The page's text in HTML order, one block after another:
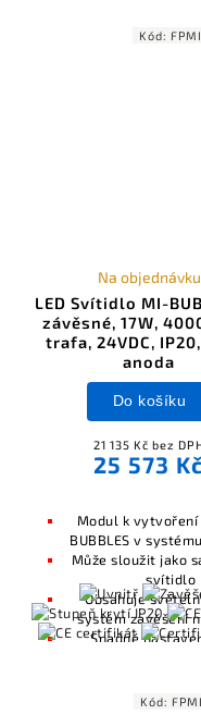
osvětlení včetně
LED Svítidlo MI-
závěsné, 17W,
trafa, 24VDC,
anoda
Na objednávku
21 135 Kč bez
25 573 Kč
Do košíku
Modul k
BUBBLES v
Může sloužit jako
svítidlo
Obsahuje
systém zavěšení
Snadné
osvětlení včetně
Kód:
Kód: